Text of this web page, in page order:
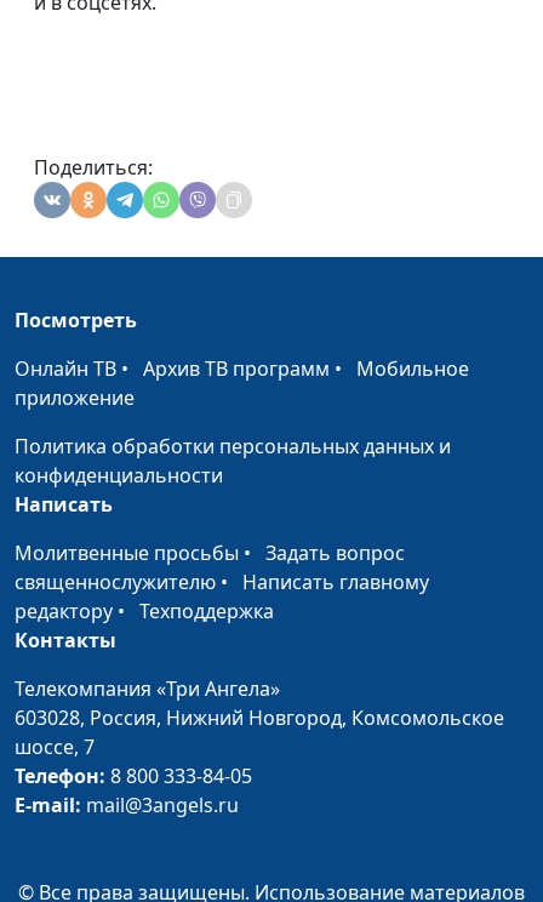
Поделиться:
Посмотреть
Онлайн ТВ • Архив ТВ программ • Мобильное
приложение
Политика обработки персональных данных и
конфиденциальности
Написать
Молитвенные просьбы • Задать вопрос
священнослужителю • Написать главному
редактору • Техподдержка
Контакты
Телекомпания «Три Ангела»
603028, Россия, Нижний Новгород, Комсомольское
шоссе, 7
Телефон: 8 800 333-84-05
E-mail: mail@3angels.ru
© Все права защищены. Использование материалов